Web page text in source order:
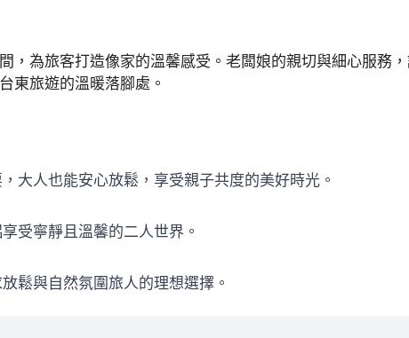
，為旅客打造像家的溫馨感受。老闆娘的親切與細心服務
東旅遊的溫暖落腳處。
大人也能安心放鬆，享受親子共度的美好時光。
受寧靜且溫馨的二人世界。
鬆與自然氛圍旅人的理想選擇。